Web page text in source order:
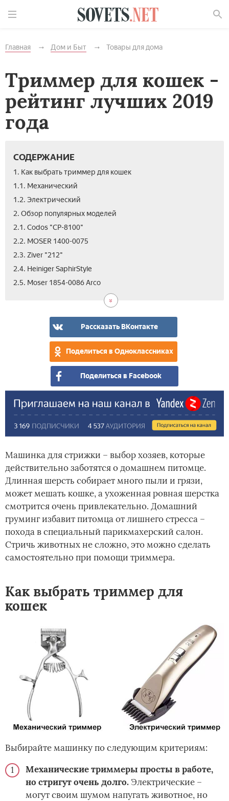
Главная Дом и Быт Товары для дома
Триммер для кошек -
рейтинг лучших 2019
года
СОДЕРЖАНИЕ
1. Как выбрать триммер для кошек
1.1. Механический
1.2. Электрический
2. Обзор популярных моделей
2.1. Codos "СР-8100"
2.2. MOSER 1400-0075
2.3. Ziver "212"
2.4. Heiniger SaphirStyle
2.5. Moser 1854-0086 Arco
Рассказать ВКонтакте
Поделиться в Одноклассниках
Поделиться в Facebook
Машинка для стрижки – выбор хозяев, которые
действительно заботятся о домашнем питомце.
Длинная шерсть собирает много пыли и грязи,
может мешать кошке, а ухоженная ровная шерстка
смотрится очень привлекательно. Домашний
груминг избавит питомца от лишнего стресса –
похода в специальный парикмахерский салон.
Стричь животных не сложно, это можно сделать
самостоятельно при помощи триммера.
Как выбрать триммер для
кошек
Выбирайте машинку по следующим критериям:
Механические триммеры просты в работе,
но стригут очень долго.Электрические –
могут своим шумом напугать животное, но